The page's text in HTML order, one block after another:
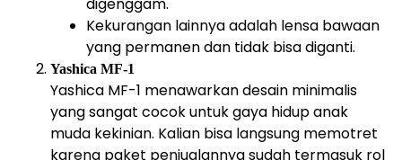
Kekurangan lainnya adalah lensa bawaan
yang permanen dan tidak bisa diganti.
Yashica MF-1
Yashica MF-1 menawarkan desain minimalis
yang sangat cocok untuk gaya hidup anak
muda kekinian. Kalian bisa langsung memotret
karena paket penjualannya sudah termasuk rol